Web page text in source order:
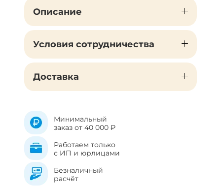
Описание
Условия сотрудничества
Доставка
Минимальный
заказ от 40 000 ₽
Работаем только
с ИП и юрлицами
Безналичный
расчёт